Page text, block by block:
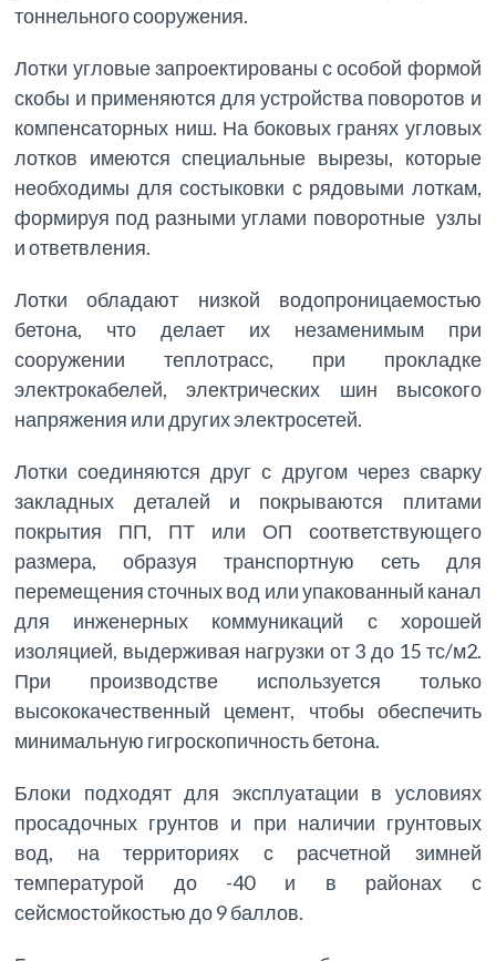
тоннельного сооружения.
Лотки угловые запроектированы с особой формой
скобы и применяются для устройства поворотов и
компенсаторных ниш. На боковых гранях угловых
лотков имеются специальные вырезы, которые
необходимы для состыковки с рядовыми лоткам,
формируя под разными углами поворотные узлы
и ответвления.
Лотки обладают низкой водопроницаемостью
бетона, что делает их незаменимым при
сооружении теплотрасс, при прокладке
электрокабелей, электрических шин высокого
напряжения или других электросетей.
Лотки соединяются друг с другом через сварку
закладных деталей и покрываются плитами
покрытия ПП, ПТ или ОП соответствующего
размера, образуя транспортную сеть для
перемещения сточных вод или упакованный канал
для инженерных коммуникаций с хорошей
изоляцией, выдерживая нагрузки от 3 до 15 тс/м2.
При производстве используется только
высококачественный цемент, чтобы обеспечить
минимальную гигроскопичность бетона.
Блоки подходят для эксплуатации в условиях
просадочных грунтов и при наличии грунтовых
вод, на территориях с расчетной зимней
температурой до -40 и в районах с
сейсмостойкостью до 9 баллов.